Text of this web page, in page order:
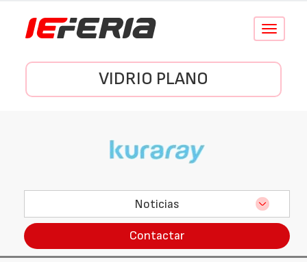
Conmutar
VIDRIO PLANO
Noticias
Contactar